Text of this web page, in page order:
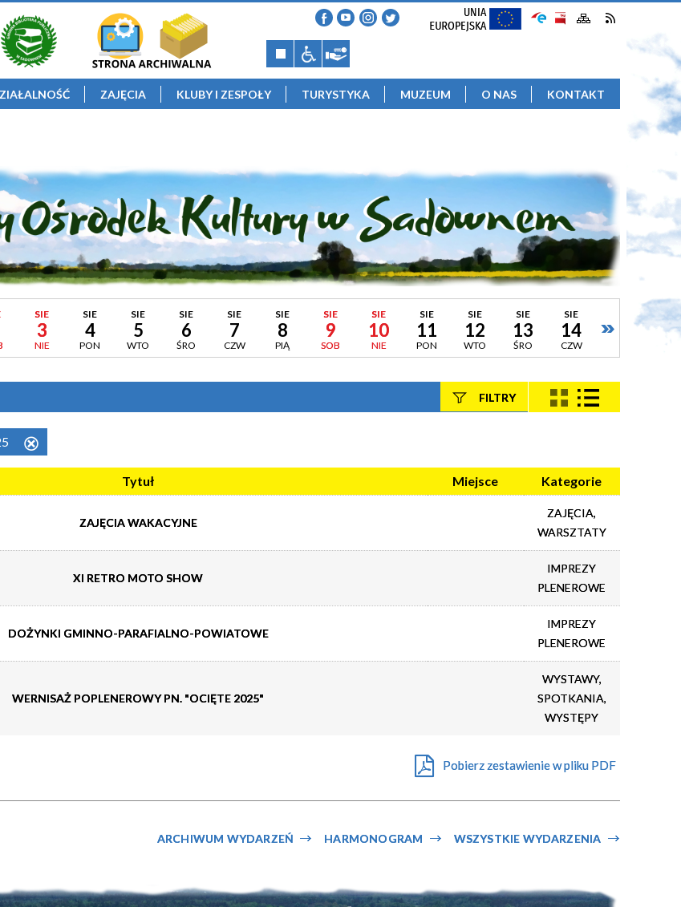
ZAJĘCIA KLUBY I ZESPOŁY TURYSTYKA MUZEUM O NAS KONTAKT
SIE
3
NIE
SIE
4
PON
SIE
5
WTO
SIE
6
ŚRO
SIE
7
CZW
SIE
8
PIĄ
SIE
9
SOB
SIE
10
NIE
SIE
11
PON
SIE
12
WTO
SIE
13
ŚRO
SIE
14
CZW
FILTRY
Kategoria
ten
Tytuł Miejsce Kategorie
ZAJĘCIA WAKACYJNE
ZAJĘCIA,
WARSZTATY
XI RETRO MOTO SHOW
IMPREZY
PLENEROWE
DOŻYNKI GMINNO-PARAFIALNO-POWIATOWE
IMPREZY
PLENEROWE
WERNISAŻ POPLENEROWY PN. "OCIĘTE 2025"
WYSTAWY,
SPOTKANIA,
WYSTĘPY
Pobierz zestawienie w pliku PDF
WSZYSTKIE WYDARZENIA
HARMONOGRAM
ARCHIWUM WYDARZEŃ